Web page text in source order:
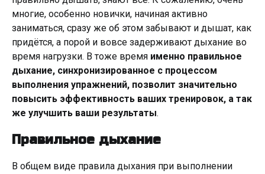
многие, особенно новички, начиная активно
заниматься, сразу же об этом забывают и дышат, как
придётся, а порой и вовсе задерживают дыхание во
время нагрузки. В тоже время именно правильное
дыхание, синхронизированное с процессом
выполнения упражнений, позволит значительно
повысить эффективность ваших тренировок, а так
же улучшить ваши результаты.
Правильное дыхание
В общем виде правила дыхания при выполнении